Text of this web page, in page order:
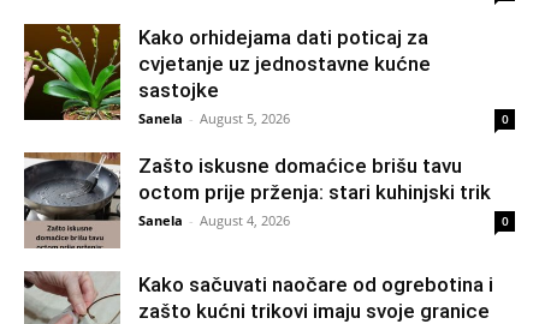
Kako orhidejama dati poticaj za
cvjetanje uz jednostavne kućne
sastojke
Sanela - August 5, 2026 0
Zašto iskusne domaćice brišu tavu
octom prije prženja: stari kuhinjski trik
Sanela - August 4, 2026 0
Kako sačuvati naočare od ogrebotina i
zašto kućni trikovi imaju svoje granice